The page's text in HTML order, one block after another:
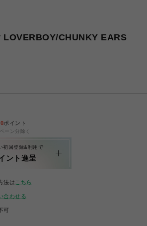
CHUNKY EARS
0ポイント
ーン分除く
初回登録&利用で
ント進呈
法は こちら
合わせる
可